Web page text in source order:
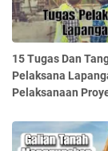
15 Tugas Dan
Pelaksana
Pelaksanaan